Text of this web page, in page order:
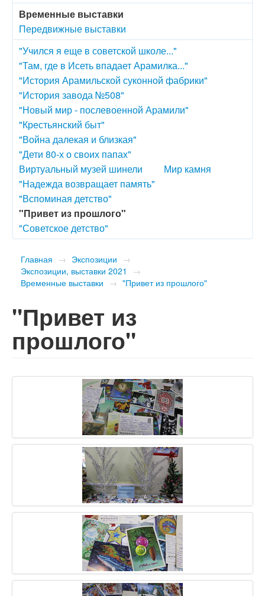
Временные выставки
Передвижные выставки
"Учился я еще в советской школе..."
"Там, где в Исеть впадает Арамилка..."
"История Арамильской суконной фабрики"
"История завода №508"
"Новый мир - послевоенной Арамили"
"Крестьянский быт"
"Война далекая и близкая"
"Дети 80-х о своих папах"
Виртуальный музей шинели
Мир камня
"Надежда возвращает память"
"Вспоминая детство"
"Привет из прошлого"
"Советское детство"
Главная → Экспозиции →
Экспозиции, выставки 2021
→
Временные выставки → "Привет из прошлого"
"Привет из
прошлого"